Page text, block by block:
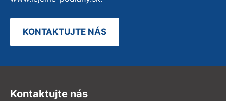
KONTAKTUJTE NÁS
Kontaktujte nás